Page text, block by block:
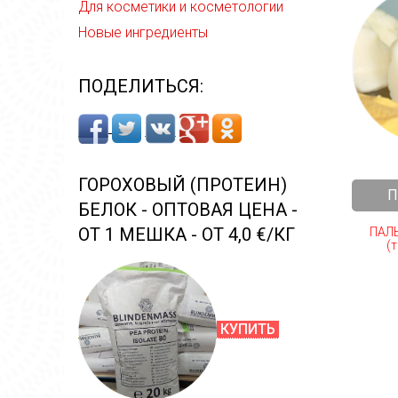
Для косметики и косметологии
Новые ингредиенты
ПОДЕЛИТЬСЯ:
ГОРОХОВЫЙ (ПРОТЕИН)
БЕЛОК - ОПТОВАЯ ЦЕНА -
ОТ 1 МЕШКА - ОТ 4,0 €/КГ
КУПИТЬ